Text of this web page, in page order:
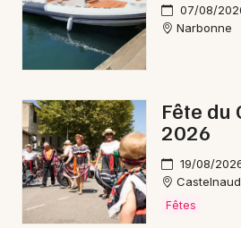
Newsletter des sorties
Actus à Carcassonne
Magazine à Carcassonne
07/08/
Narbonne
Fête du
2026
19/08/
Fêtes